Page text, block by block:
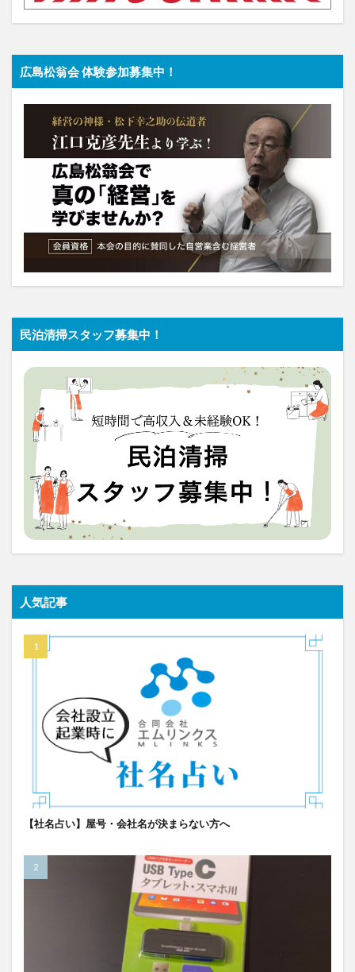
広島松翁会 体験参加募集中！
民泊清掃スタッフ募集中！
人気記事
【社名占い】屋号・会社名が決まらない方へ